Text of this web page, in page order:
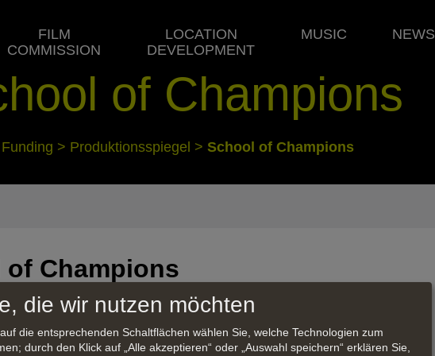
FILM
COMMISSION
LOCATION
DEVELOPMENT
MUSIC NEWS
of Champions
Funding > Produktionsspiegel > School of Champions
of Champions
spielt in einer fiktiven Eliteschule in den Alpen. Hier herrschen
Seit Jahren ist die mondäne Privatschule als Kaderschmiede für
die wir nutzen möchten
die entsprechenden Schaltflächen wählen Sie, welche Technologien zum
durch den Klick auf „Alle akzeptieren“ oder „Auswahl speichern“ erklären Sie,